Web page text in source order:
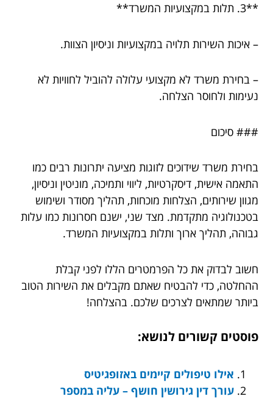
**3. תלות במקצועיות המשרד**
– איכות השירות תלויה במקצועיות וניסיון הצוות.
– בחירת משרד לא מקצועי עלולה להוביל לחוויות לא
נעימות ולחוסר הצלחה.
### סיכום
בחירת משרד שידוכים לזוגות מציעה יתרונות רבים כמו
התאמה אישית, דיסקרטיות, ליווי ותמיכה, מוניטין וניסיון,
מגוון שירותים, הצלחות מוכחות, תהליך מסודר ושימוש
בטכנולוגיה מתקדמת. מצד שני, ישנם חסרונות כמו עלות
גבוהה, תהליך ארוך ותלות במקצועיות המשרד.
חשוב לבדוק את כל הפרמטרים הללו לפני קבלת
ההחלטה, כדי להבטיח שאתם מקבלים את השירות הטוב
ביותר שמתאים לצרכים שלכם. בהצלחה!
פוסטים קשורים לנושא:
אילו טיפולים קיימים באזופגיטיס
עורך דין גירושין חושף – עליה במספר